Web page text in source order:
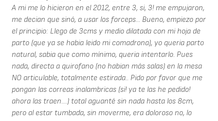
A mi me lo hicieron en el 2012, entre 3, si, 3! me empujaron,
me decian que sinó, a usar los forceps... Bueno, empiezo por
el principio: Llego de 3cms y medio dilatada con mi hoja de
parto (que ya se habia leido mi comadrona), yo queria parto
natural, sabia que como mínimo, queria intentarlo. Pues
nada, directa a quirofano (no habian más salas) en la mesa
NO articulable, totalmente estirada.. Pido por favor que me
pongan las correas inalambricas (si! ya te las he pedido!
ahora las traen....) total aguanté sin nada hasta los 8cm,
pero al estar tumbada, sin moverme, era doloroso no, lo